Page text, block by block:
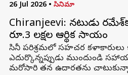
26 Jul 2026 • సినిమా
Chiranjeevi: నటుడు
రూ.3 లక్షల ఆర్థిక సాయం
సినీ పరిశ్రమలో సహచర కళాకారులు
ఎదుర్కొన్నప్పుడు ముందుండి
మరోసారి తన ఉదారతను